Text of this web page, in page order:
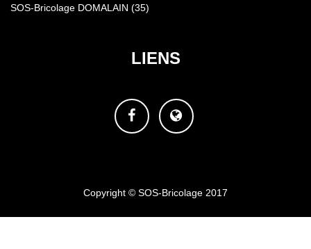
SOS-Bricolage DOMALAIN (35)
LIENS
Facebook
Site
Copyright © SOS-Bricolage 2017